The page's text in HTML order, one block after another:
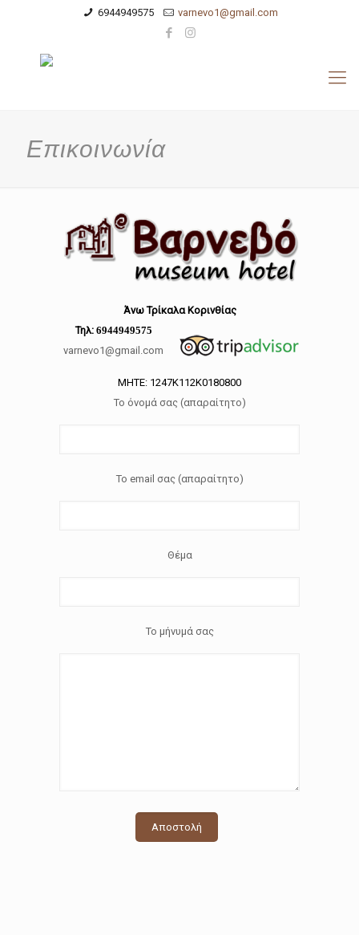
6944949575 varnevo1@gmail.com
Επικοινωνία
Άνω Τρίκαλα Κορινθίας
Τηλ: 6944949575
varnevo1@gmail.com
ΜΗΤΕ: 1247Κ112Κ0180800
Το όνομά σας (απαραίτητο)
Το email σας (απαραίτητο)
Θέμα
Το μήνυμά σας